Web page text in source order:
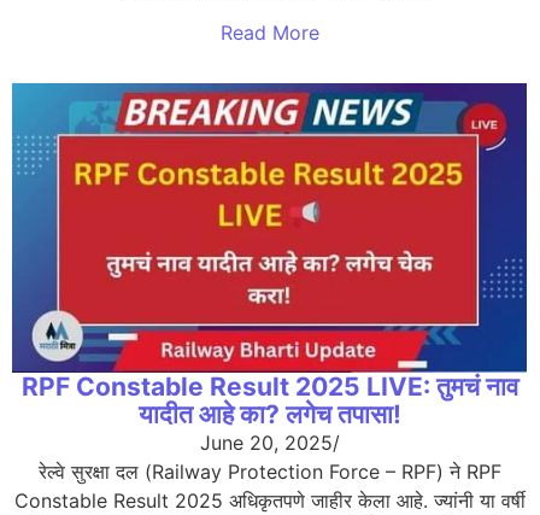
Read More
RPF Constable Result 2025 LIVE: तुमचं नाव
यादीत आहे का? लगेच तपासा!
June 20, 2025/
रेल्वे सुरक्षा दल (Railway Protection Force – RPF) ने RPF
Constable Result 2025 अधिकृतपणे जाहीर केला आहे. ज्यांनी या वर्षी